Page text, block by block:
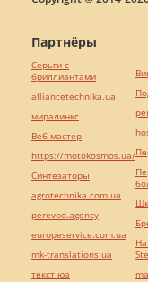
Партнёры
Серьги с
бриллиантами
alliancetechnika.ua
миралинкс
Веб мастер
https://motokosmos.ua/
Синтезаторы
agrotechnika.com.ua
perevod.agency
europeservice.com.ua
mk-translations.ua
текст юа